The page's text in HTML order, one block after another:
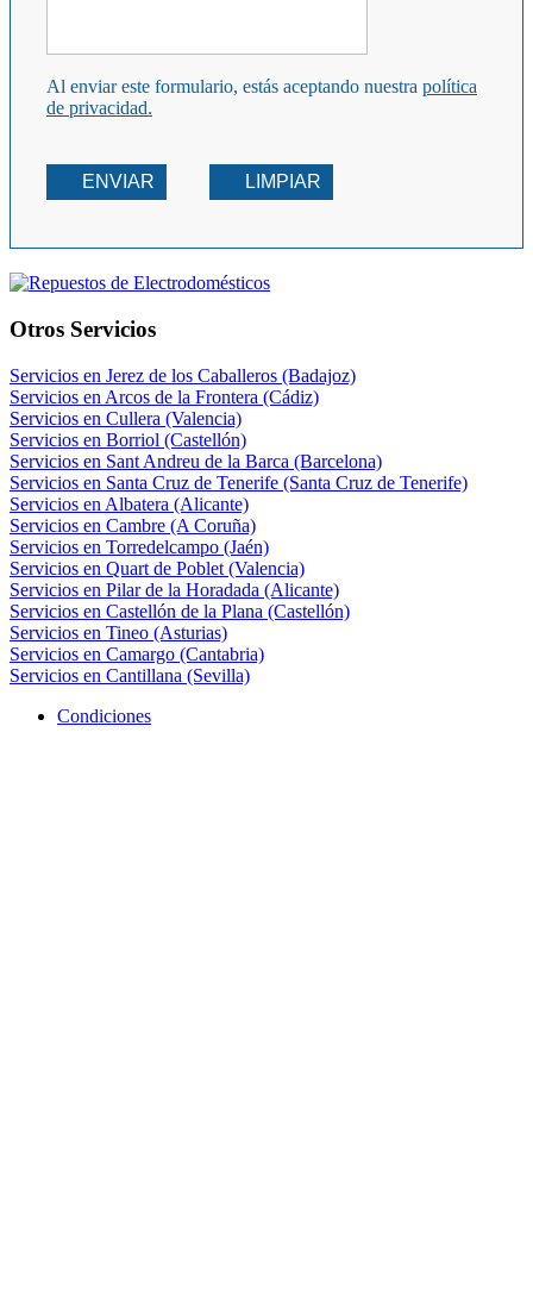
Al enviar este formulario, estás aceptando nuestra política
de privacidad.
ENVIAR LIMPIAR
Otros Servicios
Servicios en Jerez de los Caballeros (Badajoz)
Servicios en Arcos de la Frontera (Cádiz)
Servicios en Cullera (Valencia)
Servicios en Borriol (Castellón)
Servicios en Sant Andreu de la Barca (Barcelona)
Servicios en Santa Cruz de Tenerife (Santa Cruz de Tenerife)
Servicios en Albatera (Alicante)
Servicios en Cambre (A Coruña)
Servicios en Torredelcampo (Jaén)
Servicios en Quart de Poblet (Valencia)
Servicios en Pilar de la Horadada (Alicante)
Servicios en Castellón de la Plana (Castellón)
Servicios en Tineo (Asturias)
Servicios en Camargo (Cantabria)
Servicios en Cantillana (Sevilla)
Condiciones